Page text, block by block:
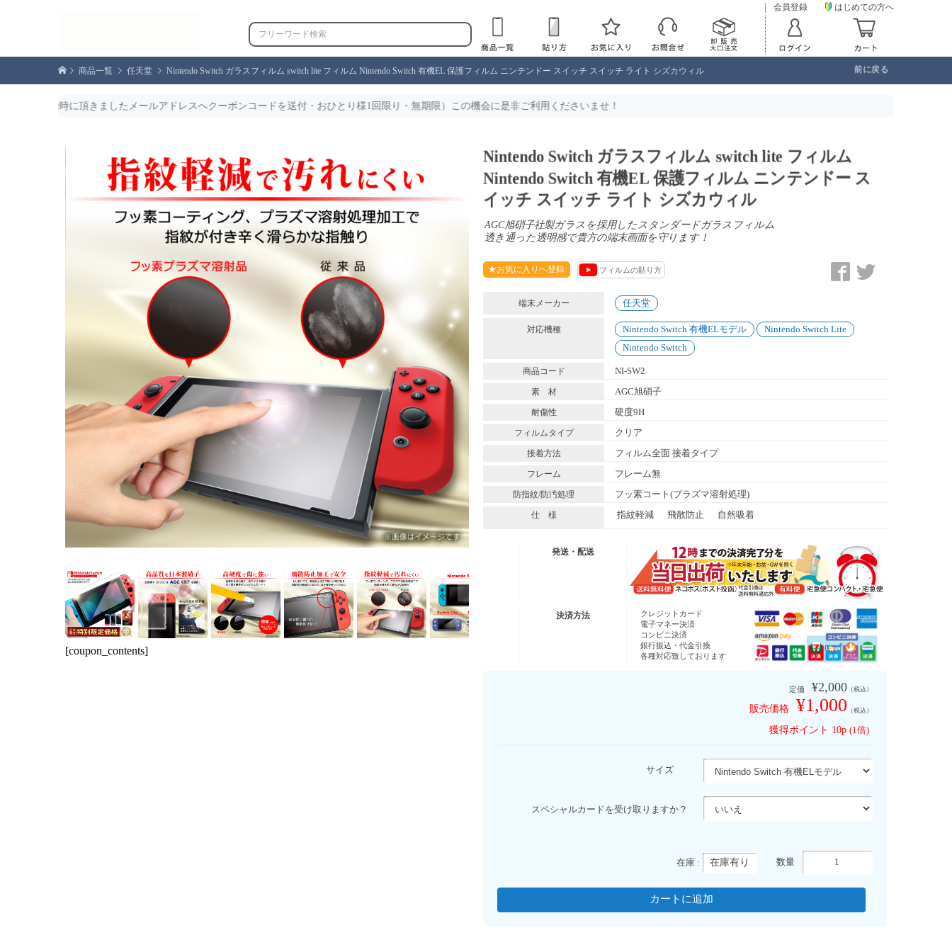
会員登録 はじめての方へ
商品一覧 任天堂 Nintendo Switch ガラスフィルム switch lite フィルム Nintendo Switch 有機EL 保護フィルム ニンテンドー スイッチ スイッチ ライト シズカウィル 前に戻る
ましたメールアドレスへクーポンコードを送付・おひとり様1回限り・無期限）この機会に是非ご利用くださいませ！
[coupon_contents]
Nintendo Switch ガラスフィルム switch lite フィルム
Nintendo Switch 有機EL 保護フィルム ニンテンドー ス
イッチ スイッチ ライト シズカウィル
AGC旭硝子社製ガラスを採用したスタンダードガラスフィルム
透き通った透明感で貴方の端末画面を守ります！
★お気に入りへ登録 フィルムの貼り方
端末メーカー 任天堂
対応機種 Nintendo Switch 有機ELモデル
Nintendo Switch Lite
Nintendo Switch
商品コード NI-SW2
素 材 AGC旭硝子
耐傷性 硬度9H
フィルムタイプ クリア
接着方法 フィルム全面 接着タイプ
フレーム フレーム無
防指紋/防汚処理 フッ素コート(プラズマ溶射処理)
仕 様 指紋軽減 飛散防止 自然吸着
発送・配送
宅急便コンパクト
※代金引換は送料無料適応外となります
決済方法
クレジットカード
電子マネー決済
コンビニ決済
銀行振込・代金引換
各種対応致しております
定価 ¥2,000 （税込）
販売価格 ¥1,000 （税込）
獲得ポイント 10p (1倍)
サイズ
スペシャルカードを受け取りますか？
数量
在庫 : 在庫有り